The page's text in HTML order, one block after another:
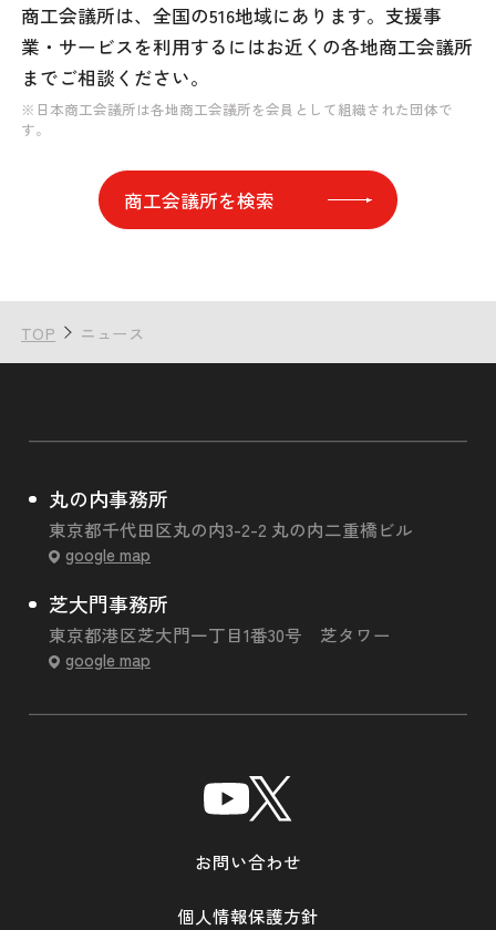
商工会議所は、全国の516地域にあります。 支援事
業・サービスを利用するにはお近くの各地商工会議所
までご相談ください。
※日本商工会議所は各地商工会議所を会員として組織された団体で
す。
商工会議所を検索
TOP ニュース
丸の内事務所
東京都千代田区丸の内3-2-2 丸の内二重橋ビル
google map
芝大門事務所
東京都港区芝大門一丁目1番30号 芝タワー
google map
お問い合わせ
個人情報保護方針